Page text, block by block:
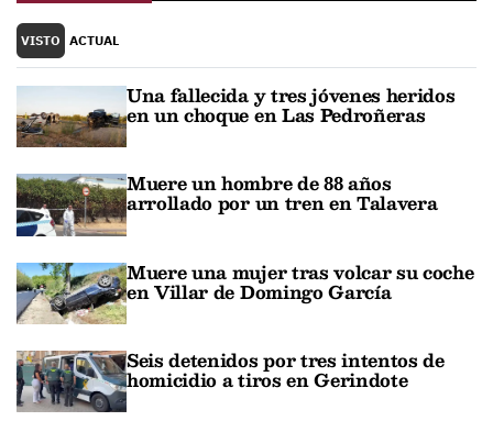
VISTO ACTUAL
Una fallecida y tres jóvenes heridos
en un choque en Las Pedroñeras
Muere un hombre de 88 años
arrollado por un tren en Talavera
Muere una mujer tras volcar su coche
en Villar de Domingo García
Seis detenidos por tres intentos de
homicidio a tiros en Gerindote